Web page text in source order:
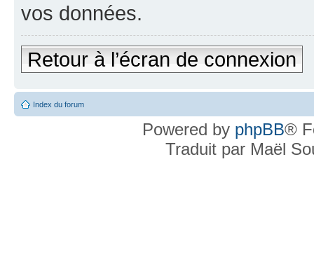
vos données.
Retour à l’écran de connexion
Index du forum
Powered by phpBB®
Traduit par Maël